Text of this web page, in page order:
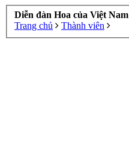
Diễn đàn Hoa của Việt Nam
Trang chủ
Thành viên